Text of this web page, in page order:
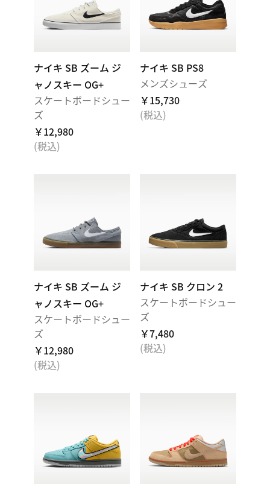
ナイキ SB ズーム ジ
ャノスキー OG+
スケートボードシュー
ズ
￥12,980
(税込)
ナイキ SB PS8
メンズシューズ
￥15,730
(税込)
ナイキ SB ズーム ジ
ャノスキー OG+
スケートボードシュー
ズ
￥12,980
(税込)
ナイキ SB クロン 2
スケートボードシュー
ズ
￥7,480
(税込)